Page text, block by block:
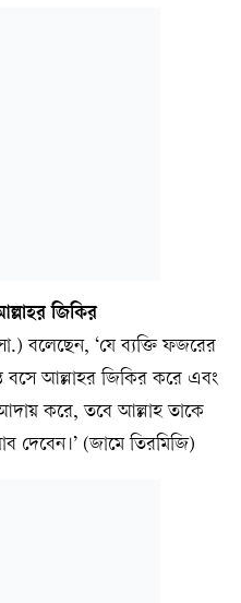
জিকির
বলেছেন, ‘যে ব্যক্তি ফজরের
বসে আল্লাহর জিকির করে এবং
করে, তবে আল্লাহ তাকে
দেবেন।’ (জামে তিরমিজি)